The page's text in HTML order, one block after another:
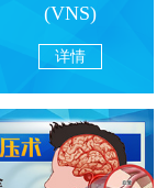
(VNS)
详情